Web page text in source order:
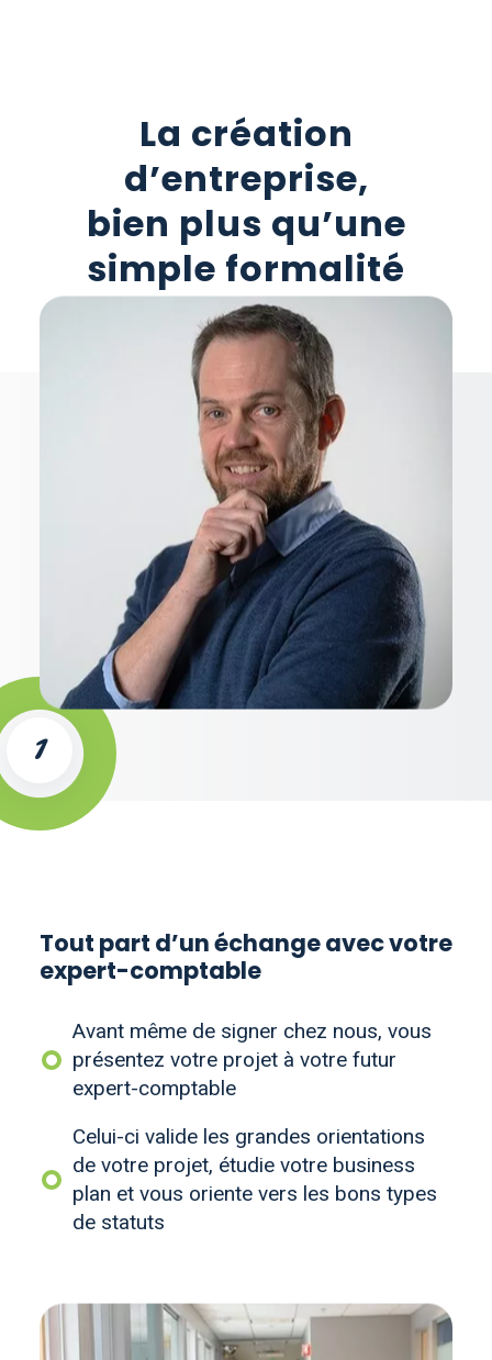
La création
d’entreprise,
bien plus qu’une
simple formalité
Tout part d’un échange avec votre
expert-comptable
Avant même de signer chez nous, vous
présentez votre projet à votre futur
expert-comptable
Celui-ci valide les grandes orientations
de votre projet, étudie votre business
plan et vous oriente vers les bons types
de statuts